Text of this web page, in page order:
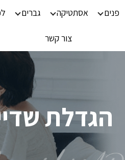
פנים אסתטיקה גברים
צור קשר
הגדלת